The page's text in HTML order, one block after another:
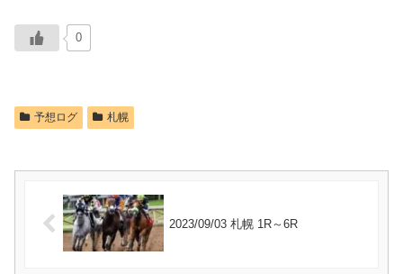
0
予想ログ 札幌
2023/09/03 札幌 1R～6R